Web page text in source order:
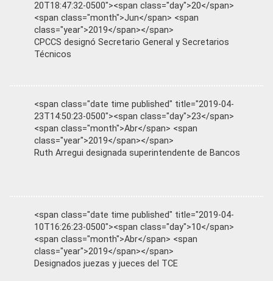
20T18:47:32-0500"><span class="day">20</span>
<span class="month">Jun</span> <span
class="year">2019</span></span>
CPCCS designó Secretario General y Secretarios
Técnicos
<span class="date time published" title="2019-04-
23T14:50:23-0500"><span class="day">23</span>
<span class="month">Abr</span> <span
class="year">2019</span></span>
Ruth Arregui designada superintendente de Bancos
<span class="date time published" title="2019-04-
10T16:26:23-0500"><span class="day">10</span>
<span class="month">Abr</span> <span
class="year">2019</span></span>
Designados juezas y jueces del TCE